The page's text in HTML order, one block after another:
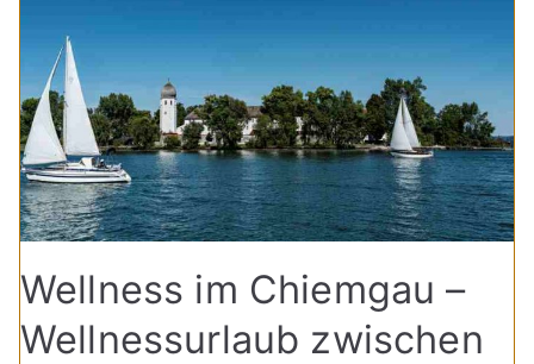
Wellness im Chiemgau –
Wellnessurlaub zwischen